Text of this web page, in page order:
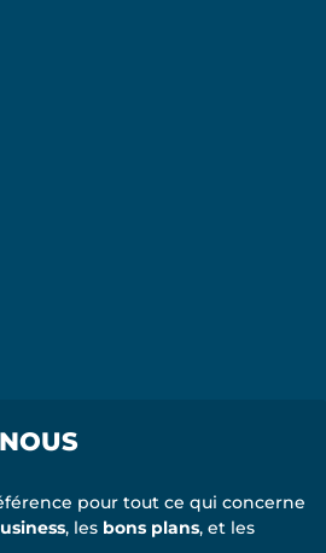
pour tout ce qui concerne
, les bons plans, et les